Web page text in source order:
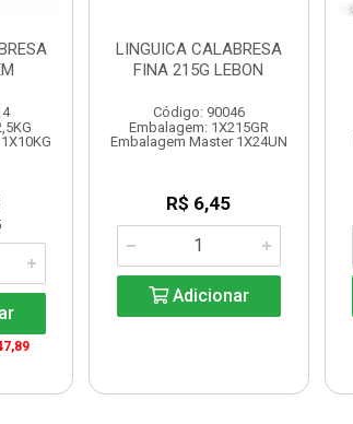
LINGUICA CALABRESA
FINA 215G LEBON
Código: 90046
Embalagem: 1X215GR
Embalagem Master 1X24UN
R$ 6,45
Adicionar